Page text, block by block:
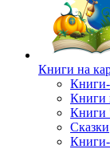
Книги на
Книги
Книги
Сказки